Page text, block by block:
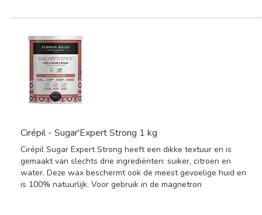
Cirépil - Sugar'Expert Strong 1 kg
Cirépil Sugar Expert Strong heeft een dikke textuur en is
gemaakt van slechts drie ingrediënten: suiker, citroen en
water. Deze wax beschermt ook de meest gevoelige huid en
is 100% natuurlijk. Voor gebruik in de magnetron